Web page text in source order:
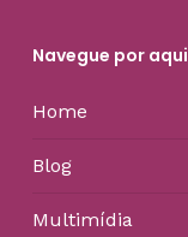
Navegue por aqui
Home
Blog
Multimídia